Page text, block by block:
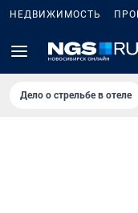
НЕДВИЖИМОСТЬ
Дело о стрельбе в отеле